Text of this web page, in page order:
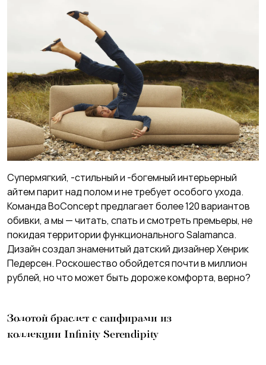
Супермягкий, -стильный и -богемный интерьерный
айтем парит над полом и не требует особого ухода.
Команда BoConcept предлагает более 120 вариантов
обивки, а мы — читать, спать и смотреть премьеры, не
покидая территории функционального Salamanca.
Дизайн создал знаменитый датский дизайнер Хенрик
Педерсен. Роскошество обойдется почти в миллион
рублей, но что может быть дороже комфорта, верно?
Золотой браслет с сапфирами из
коллекции Infinity Serendipity